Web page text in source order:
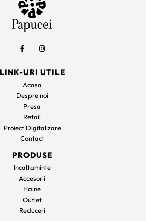
LINK-URI UTILE
Acasa
Despre noi
Presa
Retail
Proiect Digitalizare
Contact
PRODUSE
Incaltaminte
Accesorii
Haine
Outlet
Reduceri